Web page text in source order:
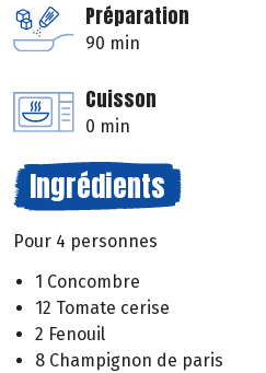
Préparation
90 min
Cuisson
0 min
Ingrédients
Pour 4 personnes
1 Concombre
12 Tomate cerise
2 Fenouil
8 Champignon de paris